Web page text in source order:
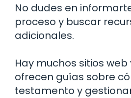
No dudes en
proceso y buscar
adicionales.
Hay muchos sitios web
ofrecen guías sobre
testamento y